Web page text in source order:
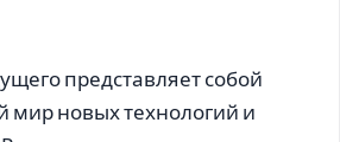
представляет собой
мир новых технологий и